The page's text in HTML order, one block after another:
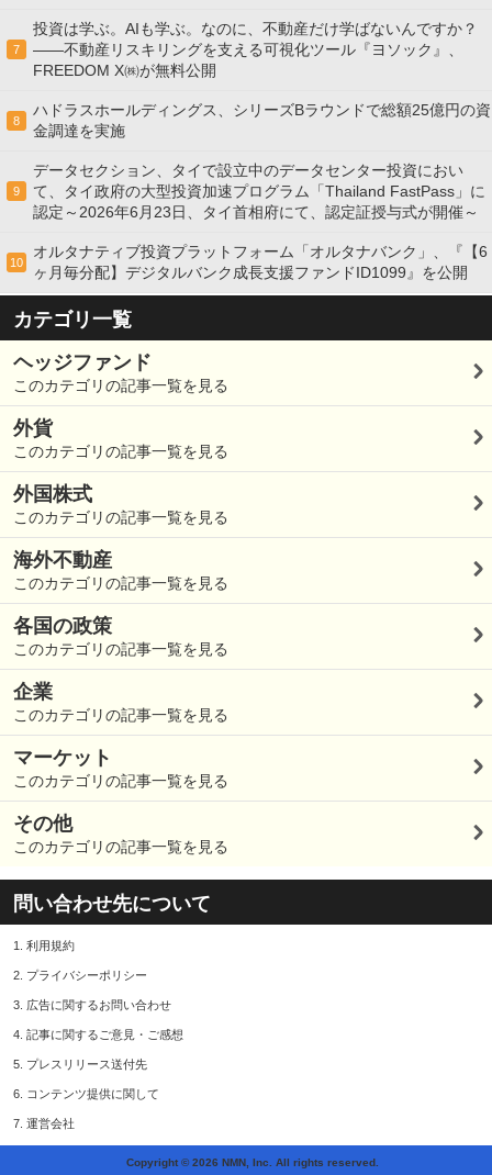
7
投資は学ぶ。AIも学ぶ。なのに、不動産だけ学ばないんですか？
——不動産リスキリングを支える可視化ツール『ヨソック』、
FREEDOM X㈱が無料公開
8
ハドラスホールディングス、シリーズBラウンドで総額25億円の資
金調達を実施
9
データセクション、タイで設立中のデータセンター投資におい
て、タイ政府の大型投資加速プログラム「Thailand FastPass」に
認定～2026年6月23日、タイ首相府にて、認定証授与式が開催～
10
オルタナティブ投資プラットフォーム「オルタナバンク」、『【6
ヶ月毎分配】デジタルバンク成長支援ファンドID1099』を公開
カテゴリ一覧
ヘッジファンド
このカテゴリの記事一覧を見る
外貨
このカテゴリの記事一覧を見る
外国株式
このカテゴリの記事一覧を見る
海外不動産
このカテゴリの記事一覧を見る
各国の政策
このカテゴリの記事一覧を見る
企業
このカテゴリの記事一覧を見る
マーケット
このカテゴリの記事一覧を見る
その他
このカテゴリの記事一覧を見る
問い合わせ先について
1. 利用規約
2. プライバシーポリシー
3. 広告に関するお問い合わせ
4. 記事に関するご意見・ご感想
5. プレスリリース送付先
6. コンテンツ提供に関して
7. 運営会社
Copyright © 2026 NMN, Inc. All rights reserved.